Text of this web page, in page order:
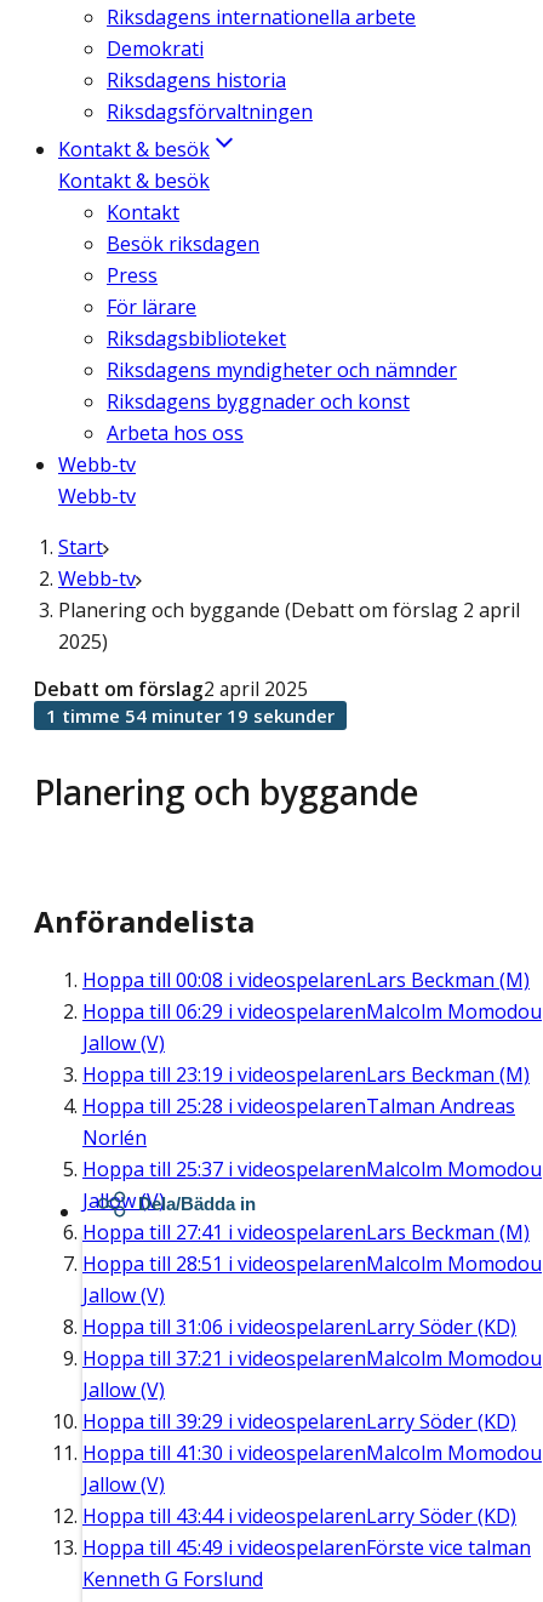
Riksdagens internationella arbete
Demokrati
Riksdagens historia
Riksdagsförvaltningen
Kontakt & besök
Kontakt & besök
Kontakt
Besök riksdagen
Press
För lärare
Riksdagsbiblioteket
Riksdagens myndigheter och nämnder
Riksdagens byggnader och konst
Arbeta hos oss
Webb-tv
Webb-tv
Start
Webb-tv
Planering och byggande (Debatt om förslag 2 april
2025)
Planering och byggande
Debatt om förslag2 april 2025
1 timme 54 minuter 19 sekunder
Anförandelista
Hoppa till 00:08 i videospelarenLars Beckman (M)
Hoppa till 06:29 i videospelarenMalcolm Momodou
Jallow (V)
Hoppa till 23:19 i videospelarenLars Beckman (M)
Hoppa till 25:28 i videospelarenTalman Andreas
Norlén
Hoppa till 25:37 i videospelarenMalcolm Momodou
Jallow (V)
Hoppa till 27:41 i videospelarenLars Beckman (M)
Hoppa till 28:51 i videospelarenMalcolm Momodou
Jallow (V)
Hoppa till 31:06 i videospelarenLarry Söder (KD)
Hoppa till 37:21 i videospelarenMalcolm Momodou
Jallow (V)
Hoppa till 39:29 i videospelarenLarry Söder (KD)
Hoppa till 41:30 i videospelarenMalcolm Momodou
Jallow (V)
Hoppa till 43:44i videospelarenLarry Söder (KD)
Hoppa till 45:49 i videospelarenFörste vice talman
Kenneth G Forslund
Dela/Bädda in